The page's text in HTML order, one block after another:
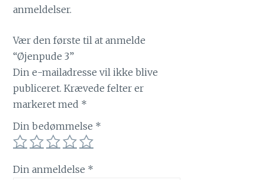
anmeldelser.
Vær den første til at anmelde
“Øjenpude 3”
Din e-mailadresse vil ikke blive
publiceret. Krævede felter er
markeret med *
Din bedømmelse *
Din anmeldelse *